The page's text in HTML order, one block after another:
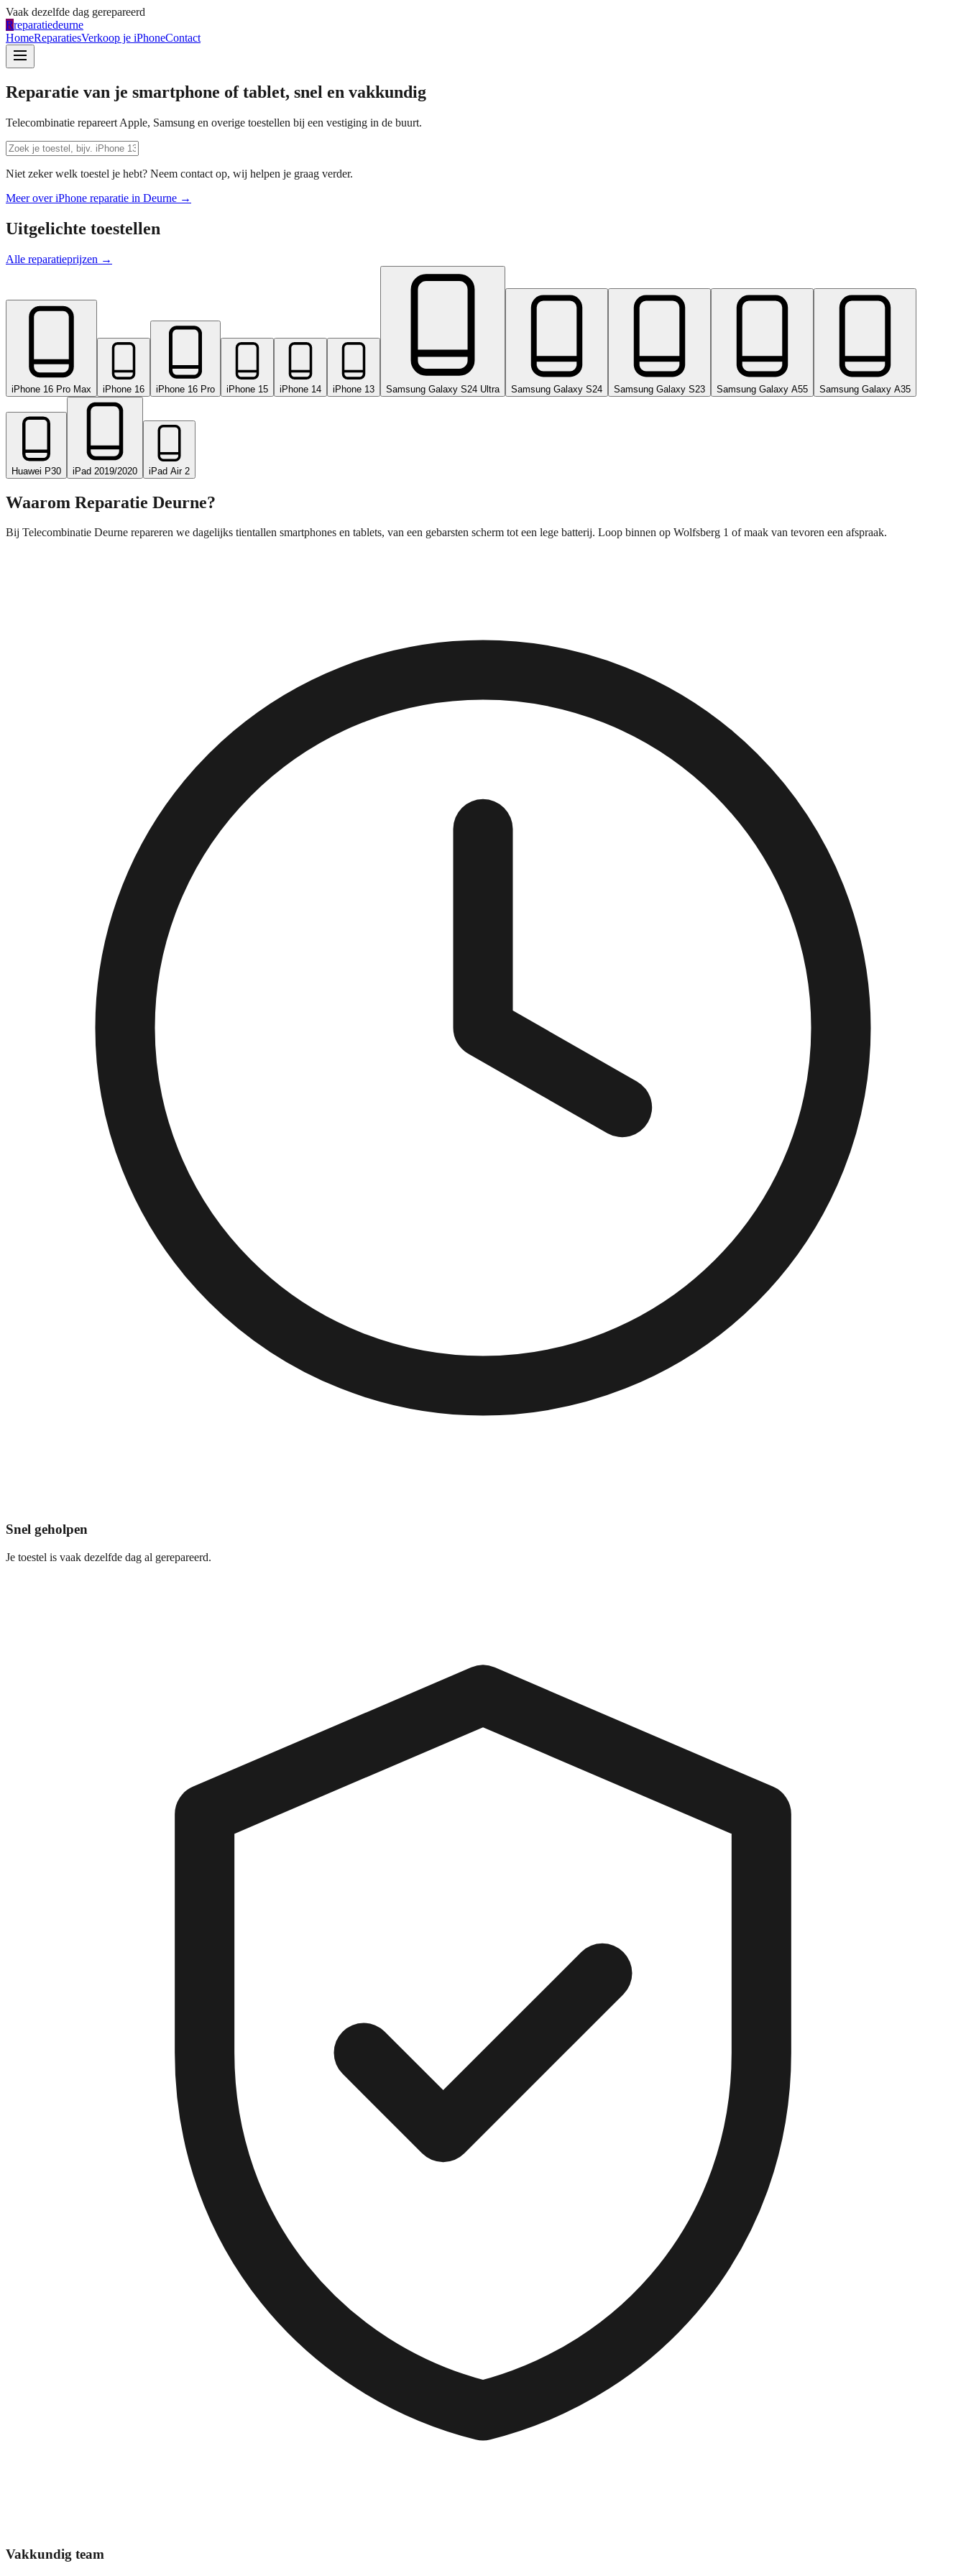
Vaak dezelfde dag gerepareerd
Rreparatiedeurne
HomeReparatiesVerkoop je iPhoneContact
Reparatie van je smartphone of tablet, snel en vakkundig
Telecombinatie repareert Apple, Samsung en overige toestellen bij een vestiging in de buurt.
Niet zeker welk toestel je hebt? Neem contact op, wij helpen je graag verder.
Meer over iPhone reparatie in Deurne →
Uitgelichte toestellen
Alle reparatieprijzen →
iPhone 16 Pro Max iPhone 16 iPhone 16 Pro iPhone 15 iPhone 14 iPhone 13 Samsung Galaxy S24 Ultra Samsung Galaxy S24 Samsung Galaxy S23 Samsung Galaxy A55 Samsung Galaxy A35
Huawei P30 iPad 2019/2020 iPad Air 2
Waarom Reparatie Deurne?
Bij Telecombinatie Deurne repareren we dagelijks tientallen smartphones en tablets, van een gebarsten scherm tot een lege batterij. Loop binnen op Wolfsberg 1 of maak van tevoren een afspraak.
Snel geholpen
Je toestel is vaak dezelfde dag al gerepareerd.
Vakkundig team